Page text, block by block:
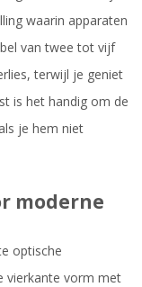
waarin apparaten
van twee tot vijf
terwijl je geniet
is het handig om de
je hem niet
moderne
optische
vierkante vorm met